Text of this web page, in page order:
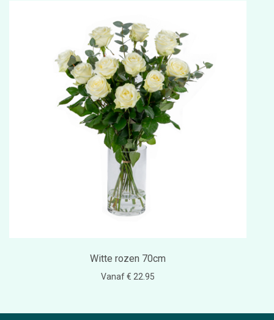
Witte rozen 70cm
Vanaf € 22.95